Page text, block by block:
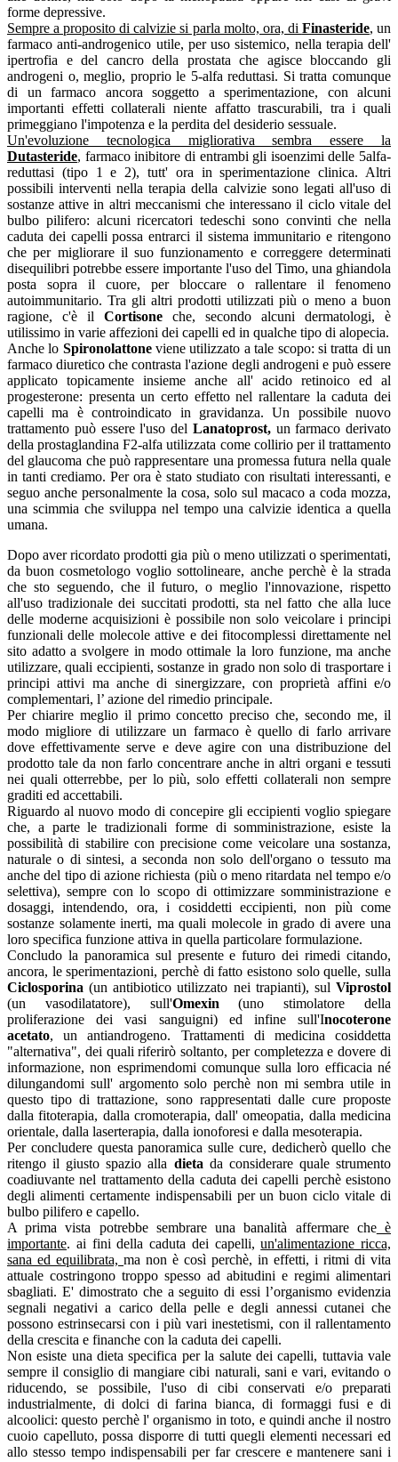
forme depressive.
Sempre a proposito di calvizie si parla molto, ora, di Finasteride, un
farmaco anti-androgenico utile, per uso sistemico, nella terapia dell'
ipertrofia e del cancro della prostata che agisce bloccando gli
androgeni o, meglio, proprio le 5-alfa reduttasi. Si tratta comunque
di un farmaco ancora soggetto a sperimentazione, con alcuni
importanti effetti collaterali niente affatto trascurabili, tra i quali
primeggiano l'impotenza e la perdita del desiderio sessuale.
Un'evoluzione tecnologica migliorativa sembra essere la
Dutasteride, farmaco inibitore di entrambi gli isoenzimi delle 5alfa-
reduttasi (tipo 1 e 2), tutt' ora in sperimentazione clinica. Altri
possibili interventi nella terapia della calvizie sono legati all'uso di
sostanze attive in altri meccanismi che interessano il ciclo vitale del
bulbo pilifero: alcuni ricercatori tedeschi sono convinti che nella
caduta dei capelli possa entrarci il sistema immunitario e ritengono
che per migliorare il suo funzionamento e correggere determinati
disequilibri potrebbe essere importante l'uso del Timo, una ghiandola
posta sopra il cuore, per bloccare o rallentare il fenomeno
autoimmunitario. Tra gli altri prodotti utilizzati più o meno a buon
ragione, c'è il Cortisone che, secondo alcuni dermatologi, è
utilissimo in varie affezioni dei capelli ed in qualche tipo di alopecia.
Anche lo Spironolattoneviene utilizzato a tale scopo: si tratta di un
farmaco diuretico che contrasta l'azione degli androgeni e può essere
applicato topicamente insieme anche all' acido retinoico ed al
progesterone: presenta un certo effetto nel rallentare la caduta dei
capelli ma è controindicato in gravidanza. Un possibile nuovo
trattamento può essere l'uso del Lanatoprost,un farmaco derivato
della prostaglandina F2-alfa utilizzata come collirio per il trattamento
del glaucoma che può rappresentare una promessa futura nella quale
in tanti crediamo. Per ora è stato studiato con risultati interessanti, e
seguo anche personalmente la cosa, solo sul macaco a coda mozza,
una scimmia che sviluppa nel tempo una calvizie identica a quella
umana.
Dopo aver ricordato prodotti gia più o meno utilizzati o sperimentati,
da buon cosmetologo voglio sottolineare, anche perchè è la strada
che sto seguendo, che il futuro, o meglio l'innovazione, rispetto
all'uso tradizionale dei succitati prodotti, sta nel fatto che alla luce
delle moderne acquisizioni è possibile non solo veicolare i principi
funzionali delle molecole attive e dei fitocomplessi direttamente nel
sito adatto a svolgere in modo ottimale la loro funzione, ma anche
utilizzare, quali eccipienti, sostanze in grado non solo di trasportare i
principi attivi ma anche di sinergizzare, con proprietà affini e/o
complementari, l’ azione del rimedio principale.
Per chiarire meglio il primo concetto preciso che, secondo me, il
modo migliore di utilizzare un farmaco è quello di farlo arrivare
dove effettivamente serve e deve agire con una distribuzione del
prodotto tale da non farlo concentrare anche in altri organi e tessuti
nei quali otterrebbe, per lo più, solo effetti collaterali non sempre
graditi ed accettabili.
Riguardo al nuovo modo di concepire gli eccipienti voglio spiegare
che, a parte le tradizionali forme di somministrazione, esiste la
possibilità di stabilire con precisione come veicolare una sostanza,
naturale o di sintesi, a seconda non solo dell'organo o tessuto ma
anche del tipo di azione richiesta (più o meno ritardata nel tempo e/o
selettiva), sempre con lo scopo di ottimizzare somministrazione e
dosaggi, intendendo, ora, i cosiddetti eccipienti, non più come
sostanze solamente inerti, ma quali molecole in grado di avere una
loro specifica funzione attiva in quella particolare formulazione.
Concludo la panoramica sul presente e futuro dei rimedi citando,
ancora, le sperimentazioni, perchè di fatto esistono solo quelle, sulla
Ciclosporina (un antibiotico utilizzato nei trapianti), sul Viprostol
(un vasodilatatore), sull'Omexin (uno stimolatore della
proliferazione dei vasi sanguigni) ed infine sull'Inocoterone
acetato, un antiandrogeno. Trattamenti di medicina cosiddetta
"alternativa", dei quali riferirò soltanto, per completezza e dovere di
informazione, non esprimendomi comunque sulla loro efficacia né
dilungandomi sull' argomento solo perchè non mi sembra utile in
questo tipo di trattazione, sono rappresentati dalle cure proposte
dalla fitoterapia, dalla cromoterapia, dall' omeopatia, dalla medicina
orientale, dalla laserterapia, dalla ionoforesi e dalla mesoterapia.
Per concludere questa panoramica sulle cure, dedicherò quello che
ritengo il giusto spazio alla dieta da considerare quale strumento
coadiuvante nel trattamento della caduta dei capelli perchè esistono
degli alimenti certamente indispensabili per un buon ciclo vitale di
bulbo pilifero e capello.
A prima vista potrebbe sembrare una banalità affermare cheè
importante. ai fini della caduta dei capelli,un'alimentazione ricca,
sana ed equilibrata, ma non è così perchè, in effetti, i ritmi di vita
attuale costringono troppo spesso ad abitudini e regimi alimentari
sbagliati. E' dimostrato che a seguito di essi l’organismo evidenzia
segnali negativi a carico della pelle e degli annessi cutanei che
possono estrinsecarsi con i più vari inestetismi, con il rallentamento
della crescita e finanche con la caduta dei capelli.
Non esiste una dieta specifica per la salute dei capelli, tuttavia vale
sempre il consiglio di mangiare cibi naturali, sani e vari, evitando o
riducendo, se possibile, l'uso di cibi conservati e/o preparati
industrialmente, di dolci di farina bianca, di formaggi fusi e di
alcoolici: questo perchè l' organismo in toto, e quindi anche il nostro
cuoio capelluto, possa disporre di tutti quegli elementi necessari ed
allo stesso tempo indispensabili per far crescere e mantenere sani i